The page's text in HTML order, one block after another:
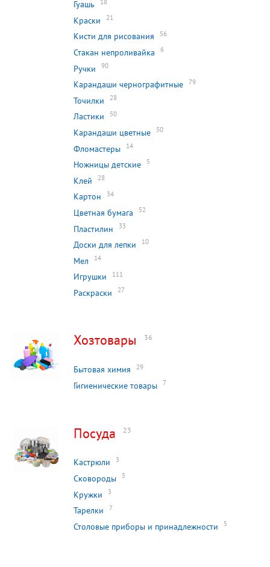
Гуашь
Краски 21
Кисти для рисования 56
Стакан непроливайка 6
Ручки 90
Карандаши чернографитные 79
Точилки 28
Ластики 50
Карандаши цветные 50
Фломастеры 14
Ножницы детские 5
Клей 28
Картон 34
Цветная бумага 52
Пластилин 33
Доски для лепки 10
Мел 14
Игрушки 111
Раскраски 27
Хозтовары 36
Бытовая химия 29
Гигиенические товары 7
Посуда 23
Кастрюли 3
Сковороды 5
Кружки 3
Тарелки 7
Столовые приборы и принадлежности 5